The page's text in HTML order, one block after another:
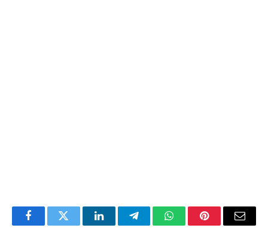
FacebookTwitter LinkedInTelegramWhatsAppPinterestEmail